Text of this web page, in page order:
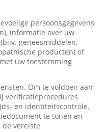
persoonsgegevens
informatie over uw
geneesmiddelen,
producten) of
uw toestemming
Om te voldoen aan
verificatieprocedures
en identiteitscontrole.
te tonen en
de vereiste